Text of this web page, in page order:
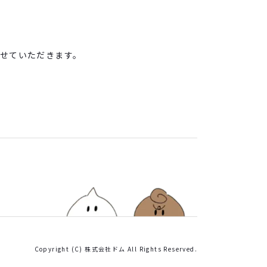
いただきます。
Copyright (C) 株式会社ドム All Rights Reserved.